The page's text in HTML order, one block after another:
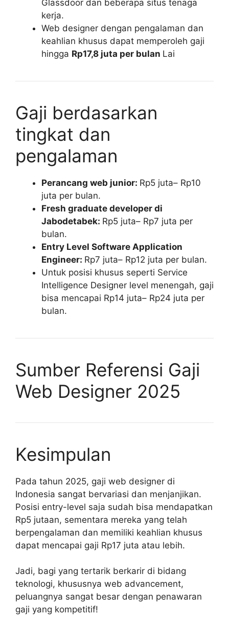
Glassdoor dan beberapa situs tenaga
kerja.
Web designer dengan pengalaman dan
keahlian khusus dapat memperoleh gaji
hingga Rp17,8 juta per bulan Lai
Gaji berdasarkan
tingkat dan
pengalaman
Perancang web junior: Rp5 juta– Rp10
juta per bulan.
Fresh graduate developer di
Jabodetabek: Rp5 juta– Rp7 juta per
bulan.
Entry Level Software Application
Engineer: Rp7 juta– Rp12 juta per bulan.
Untuk posisi khusus seperti Service
Intelligence Designer level menengah, gaji
bisa mencapai Rp14 juta– Rp24 juta per
bulan.
Sumber Referensi Gaji
Web Designer 2025
Kesimpulan
Pada tahun 2025, gaji web designer di
Indonesia sangat bervariasi dan menjanjikan.
Posisi entry-level saja sudah bisa mendapatkan
Rp5 jutaan, sementara mereka yang telah
berpengalaman dan memiliki keahlian khusus
dapat mencapai gaji Rp17 juta atau lebih.
Jadi, bagi yang tertarik berkarir di bidang
teknologi, khususnya web advancement,
peluangnya sangat besar dengan penawaran
gaji yang kompetitif!